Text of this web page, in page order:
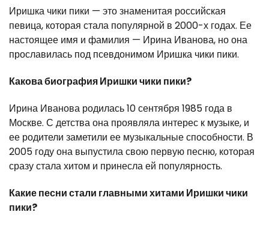
Иришка чики пики — это знаменитая российская
певица, которая стала популярной в 2000-х годах. Ее
настоящее имя и фамилия — Ирина Иванова, но она
прославилась под псевдонимом Иришка чики пики.
Какова биография Иришки чики пики?
Ирина Иванова родилась 10 сентября 1985 года в
Москве. С детства она проявляла интерес к музыке, и
ее родители заметили ее музыкальные способности. В
2005 году она выпустила свою первую песню, которая
сразу стала хитом и принесла ей популярность.
Какие песни стали главными хитами Иришки чики
пики?